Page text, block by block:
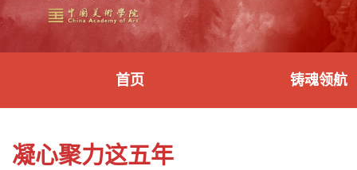
首页 铸魂领航
凝心聚力这五年